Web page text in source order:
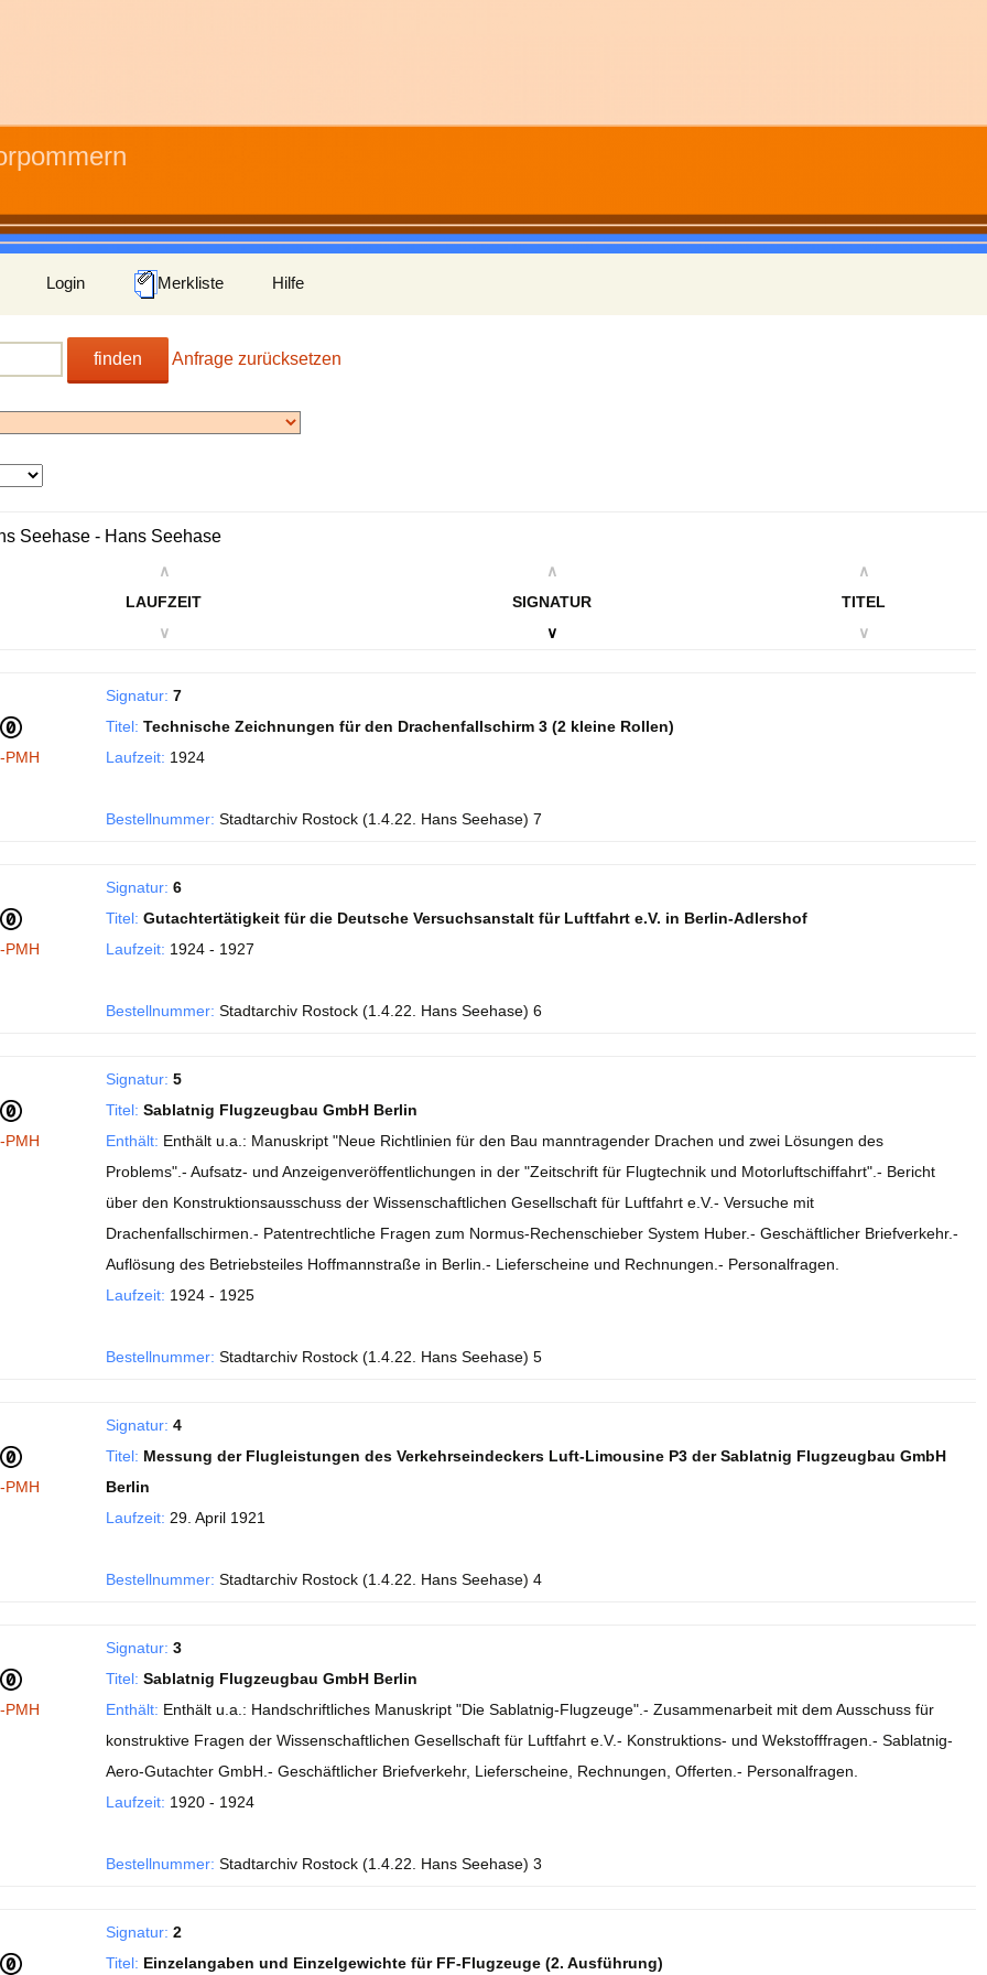
Login Merkliste Hilfe
finden Anfrage zurücksetzen
Seehase - Hans Seehase
∧
LAUFZEIT
∨
∧
SIGNATUR
∨
∧
TITEL
∨
PMH
Signatur: 7
Titel: Technische Zeichnungen für den Drachenfallschirm 3 (2 kleine Rollen)
Laufzeit: 1924
Bestellnummer: Stadtarchiv Rostock (1.4.22. Hans Seehase) 7
PMH
Signatur: 6
Titel: Gutachtertätigkeit für die Deutsche Versuchsanstalt für Luftfahrt e.V. in Berlin-Adlershof
Laufzeit: 1924 - 1927
Bestellnummer: Stadtarchiv Rostock (1.4.22. Hans Seehase) 6
PMH
Signatur: 5
Titel: Sablatnig Flugzeugbau GmbH Berlin
Enthält: Enthält u.a.: Manuskript "Neue Richtlinien für den Bau manntragender Drachen und zwei Lösungen des
Problems".- Aufsatz- und Anzeigenveröffentlichungen in der "Zeitschrift für Flugtechnik und Motorluftschiffahrt".- Bericht
über den Konstruktionsausschuss der Wissenschaftlichen Gesellschaft für Luftfahrt e.V.- Versuche mit
Drachenfallschirmen.- Patentrechtliche Fragen zum Normus-Rechenschieber System Huber.- Geschäftlicher Briefverkehr.-
Auflösung des Betriebsteiles Hoffmannstraße in Berlin.- Lieferscheine und Rechnungen.- Personalfragen.
Laufzeit: 1924 - 1925
Bestellnummer: Stadtarchiv Rostock (1.4.22. Hans Seehase) 5
PMH
Signatur: 4
Titel: Messung der Flugleistungen des Verkehrseindeckers Luft-Limousine P3 der Sablatnig Flugzeugbau GmbH
Berlin
Laufzeit: 29. April 1921
Bestellnummer: Stadtarchiv Rostock (1.4.22. Hans Seehase) 4
PMH
Signatur: 3
Titel: Sablatnig Flugzeugbau GmbH Berlin
Enthält: Enthält u.a.: Handschriftliches Manuskript "Die Sablatnig-Flugzeuge".- Zusammenarbeit mit dem Ausschuss für
konstruktive Fragen der Wissenschaftlichen Gesellschaft für Luftfahrt e.V.- Konstruktions- und Wekstofffragen.- Sablatnig-
Aero-Gutachter GmbH.- Geschäftlicher Briefverkehr, Lieferscheine, Rechnungen, Offerten.- Personalfragen.
Laufzeit: 1920 - 1924
Bestellnummer: Stadtarchiv Rostock (1.4.22. Hans Seehase) 3
Signatur: 2
Titel: Einzelangaben und Einzelgewichte für FF-Flugzeuge (2. Ausführung)